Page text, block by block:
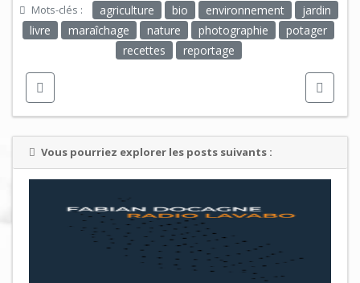
Mots-clés :
agriculture bio environnement
jardin
livre
maraîchage nature photographie
potager
recettes
reportage
Vous pourriez explorer les posts suivants :